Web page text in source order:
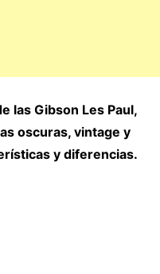
las Gibson Les Paul,
oscuras, vintage y
y diferencias.